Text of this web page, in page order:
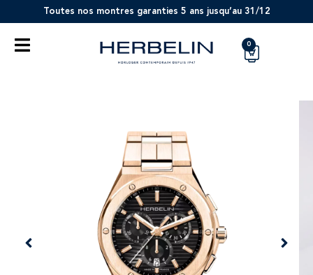
Toutes nos montres garanties 5 ans jusqu’au 31/12
0